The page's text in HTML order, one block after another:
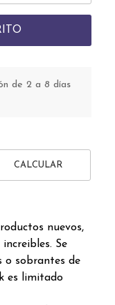
de 2 a 8 días
CALCULAR
nuevos,
Se
o sobrantes de
es limitado